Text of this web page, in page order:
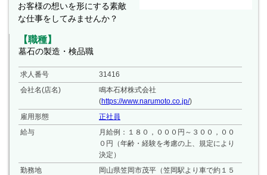
お客様の想いを形にする素敵
な仕事をしてみませんか？
【職種】
墓石の製造・検品職
求人番号
31416
会社名(店名)
鳴本石材株式会社
(https://www.narumoto.co.jp/)
雇用形態
正社員
給与
月給例：１８０，０００円～３００，００
０円（年齢・経験を考慮の上、規定により
決定）
勤務地
岡山県笠岡市茂平（笠岡駅より車で約１５